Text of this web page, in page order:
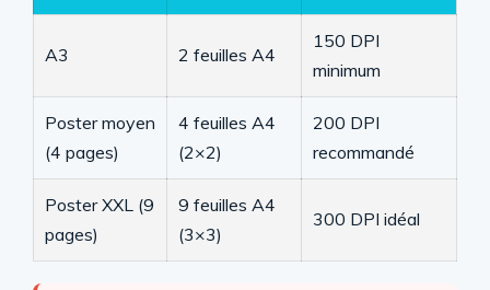
A3 2 feuilles A4
150 DPI
minimum
Poster moyen
(4 pages)
4 feuilles A4
(2×2)
200 DPI
recommandé
Poster XXL (9
pages)
9 feuilles A4
(3×3)
300 DPI idéal